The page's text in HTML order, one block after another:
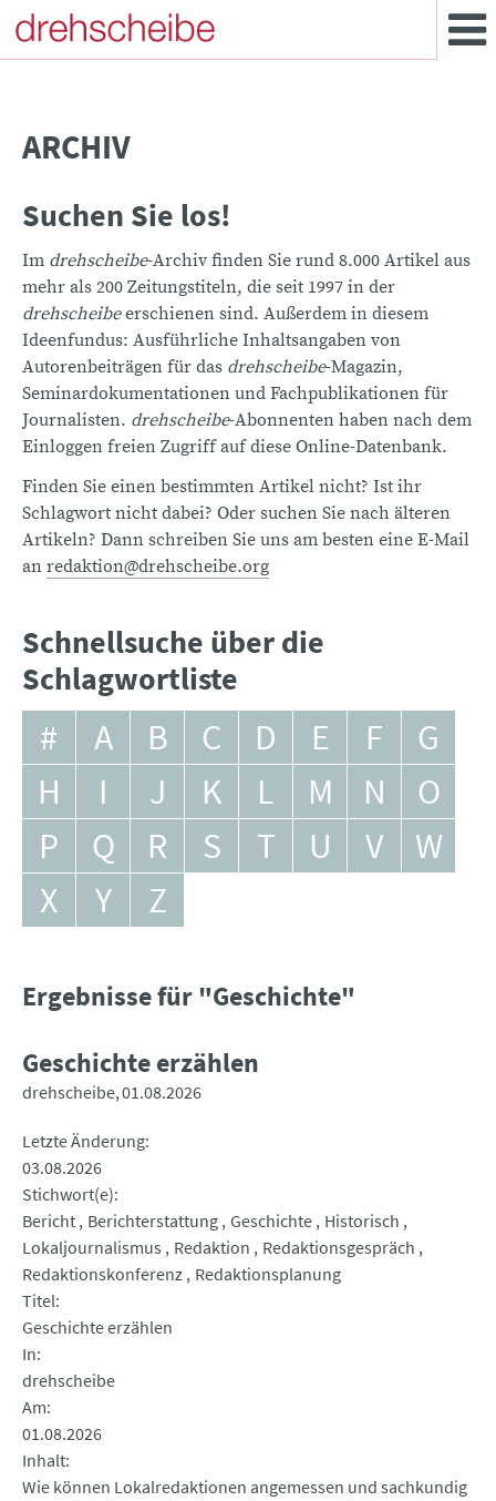
ARCHIV
Suchen Sie los!
Im drehscheibe-Archiv finden Sie rund 8.000 Artikel aus
mehr als 200 Zeitungstiteln, die seit 1997 in der
drehscheibeerschienen sind. Außerdem in diesem
Ideenfundus: Ausführliche Inhaltsangaben von
Autorenbeiträgen für das drehscheibe-Magazin,
Seminardokumentationen und Fachpublikationen für
Journalisten. drehscheibe-Abonnenten haben nach dem
Einloggen freien Zugriff auf diese Online-Datenbank.
Finden Sie einen bestimmten Artikel nicht? Ist ihr
Schlagwort nicht dabei? Oder suchen Sie nach älteren
Artikeln? Dann schreiben Sie uns am besten eine E-Mail
an redaktion@drehscheibe.org
Schnellsuche über die
Schlagwortliste
# A B C D E F
G
H
I J K L M N
O
P
Q R S T U V
W
X
Y Z
Ergebnisse für "Geschichte"
Geschichte erzählen
drehscheibe 01.08.2026
Letzte Änderung
03.08.2026
Stichwort(e)
Bericht Berichterstattung Geschichte Historisch
Lokaljournalismus
Redaktion
Redaktionsgespräch
Redaktionskonferenz Redaktionsplanung
Titel
Geschichte erzählen
In
drehscheibe
Am
01.08.2026
Inhalt
Wie können Lokalredaktionen angemessen und sachkundig